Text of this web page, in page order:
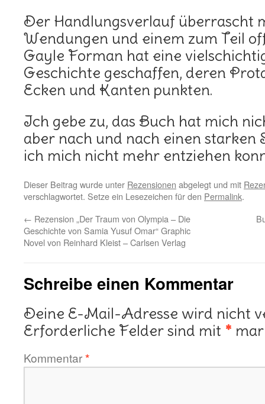
Der Handlungsverlauf überrascht
Wendungen und einem zum Teil
Gayle Forman hat eine
Geschichte geschaffen, deren
Ecken und Kanten punkten.
Ich gebe zu, das Buch hat mich
aber nach und nach einen starken
ich mich nicht mehr entziehen
Dieser Beitrag wurde unter Rezensionen abgelegt und mit
verschlagwortet. Setze ein Lesezeichen für den Permalink.
← Rezension „Der Traum von Olympia – Die
Geschichte von Samia Yusuf Omar“ Graphic
Novel von Reinhard Kleist – Carlsen Verlag
Schreibe einen Kommentar
Deine E-Mail-Adresse wird nicht
Erforderliche Felder sind mit *
Kommentar*